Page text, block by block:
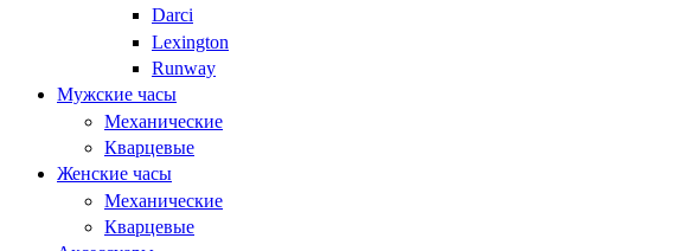
Darci
Lexington
Runway
Мужские часы
Механические
Кварцевые
Женские часы
Механические
Кварцевые